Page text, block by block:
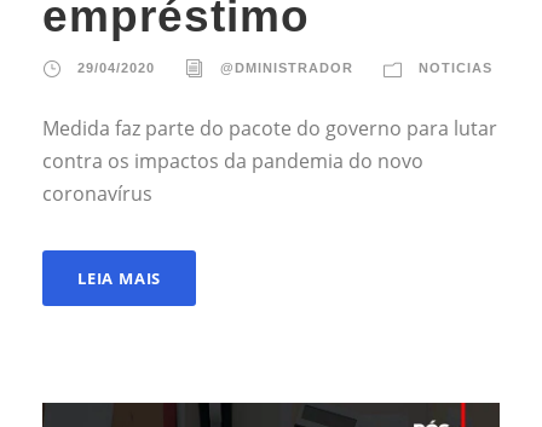
empréstimo
29/04/2020 @DMINISTRADOR NOTICIAS
Medida faz parte do pacote do governo para lutar
contra os impactos da pandemia do novo
coronavírus
LEIA MAIS